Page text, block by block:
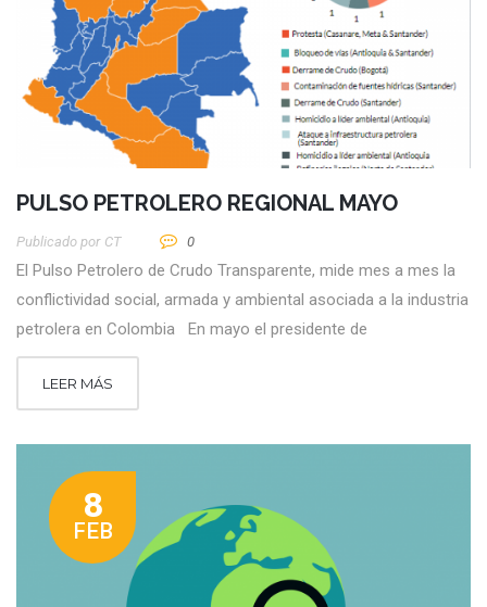
PULSO PETROLERO REGIONAL MAYO
Publicado por CT 0
El Pulso Petrolero de Crudo Transparente, mide mes a mes la
conflictividad social, armada y ambiental asociada a la industria
petrolera en Colombia En mayo el presidente de
LEER MÁS
8
FEB